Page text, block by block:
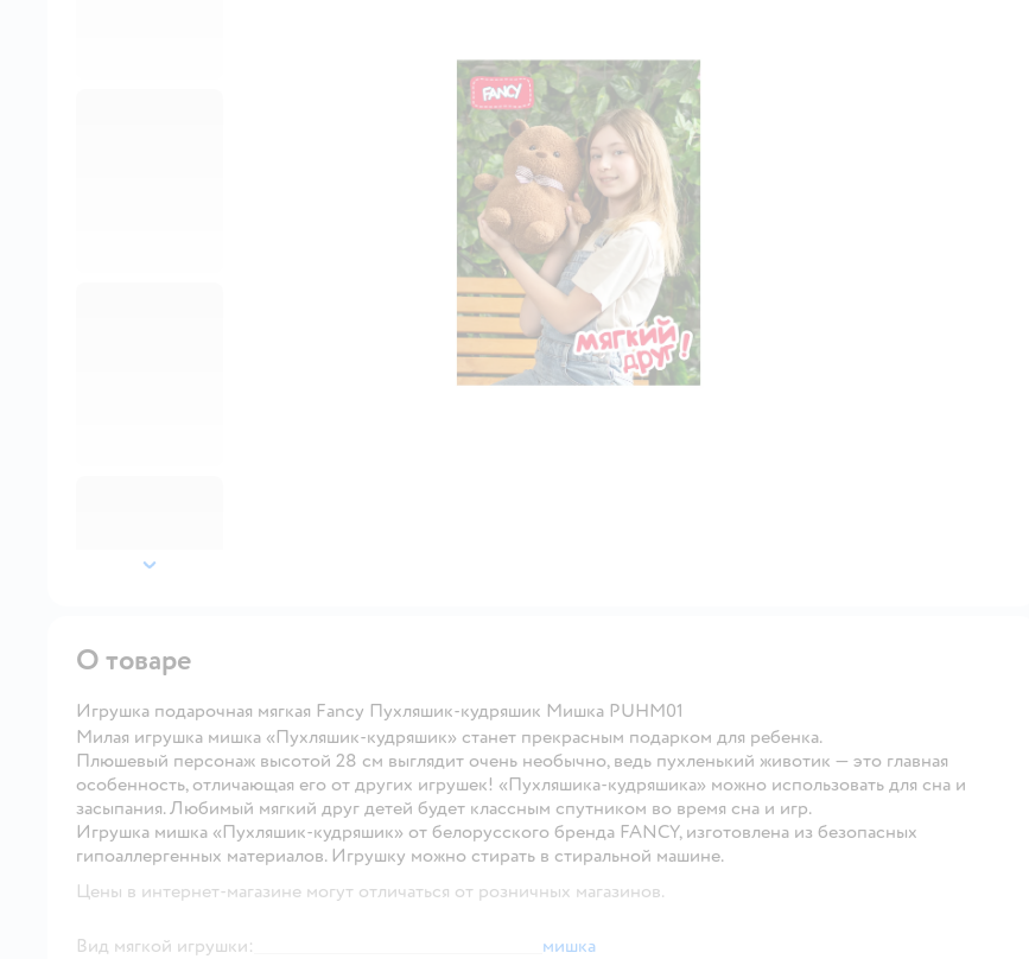
далее
О товаре
Игрушка подарочная мягкая Fancy Пухляшик-кудряшик Мишка PUHM01
Милая игрушка мишка «Пухляшик-кудряшик» станет прекрасным подарком для ребенка.
Плюшевый персонаж высотой 28 см выглядит очень необычно, ведь пухленький животик — это главная
особенность, отличающая его от других игрушек! «Пухляшика-кудряшика» можно использовать для сна и
засыпания. Любимый мягкий друг детей будет классным спутником во время сна и игр.
Игрушка мишка «Пухляшик-кудряшик» от белорусского бренда FANCY, изготовлена из безопасных
гипоаллергенных материалов. Игрушку можно стирать в стиральной машине.
Цены в интернет-магазине могут отличаться от розничных магазинов.
Вид мягкой игрушки:
мишка